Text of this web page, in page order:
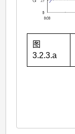
图
3.2.3.a